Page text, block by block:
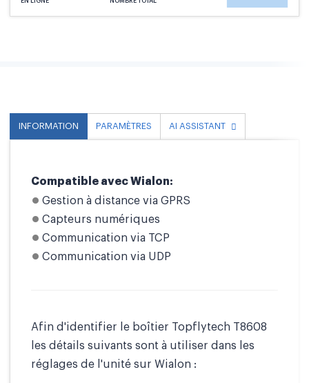
INFORMATION PARAMÈTRES AI ASSISTANT
Compatible avec Wialon:
Gestion à distance via GPRS
Capteurs numériques
Communication via TCP
Communication via UDP
Afin d'identifier le boîtier Topflytech T8608
les détails suivants sont à utiliser dans les
réglages de l'unité sur Wialon :